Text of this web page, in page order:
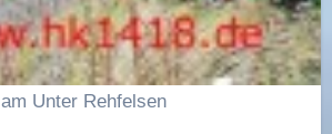
am Unter Rehfelsen